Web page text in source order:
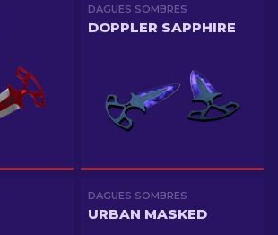
DAGUES SOMBRES
DOPPLER SAPPHIRE
DAGUES SOMBRES
URBAN MASKED